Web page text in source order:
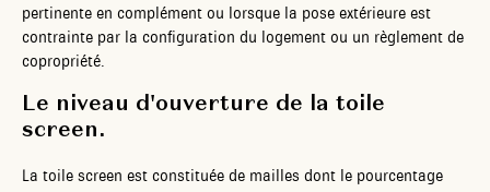
pertinente en complément ou lorsque la pose extérieure est
contrainte par la configuration du logement ou un règlement de
copropriété.
Le niveau d'ouverture de la toile
screen.
La toile screen est constituée de mailles dont le pourcentage